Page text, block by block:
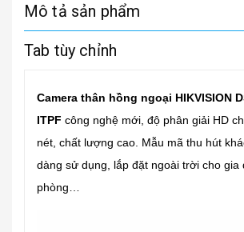
Mô tả sản phẩm
Tab tùy chỉnh
Camera thân hồng ngoại HIKVISION
ITPF công nghệ mới, độ phân giải HD
nét, chất lượng cao. Mẫu mã thu hút
dàng sử dụng, lắp đặt ngoài trời cho gia
phòng…